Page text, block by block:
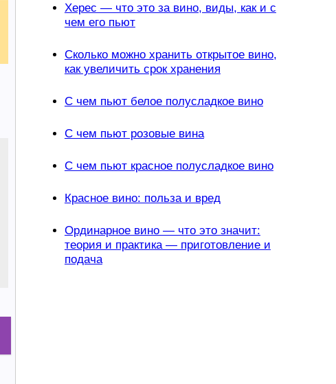
Херес — что это за вино, виды, как и с
чем его пьют
Сколько можно хранить открытое вино,
как увеличить срок хранения
С чем пьют белое полусладкое вино
С чем пьют розовые вина
С чем пьют красное полусладкое вино
Красное вино: польза и вред
Ординарное вино — что это значит:
теория и практика — приготовление и
подача